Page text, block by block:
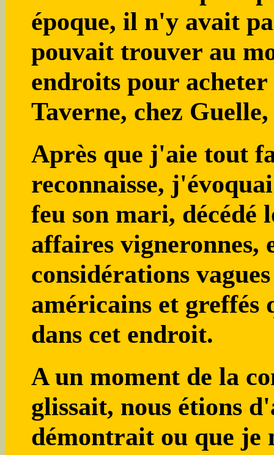
époque, il n'y avait
pouvait trouver au
endroits pour acheter
Taverne, chez
Après que j'aie tout
reconnaisse,
feu son mari, décédé
affaires vigneronnes,
considérations
américains et greffés
dans cet endroit.
A un moment de la
glissait, nous étions
démontrait ou que je